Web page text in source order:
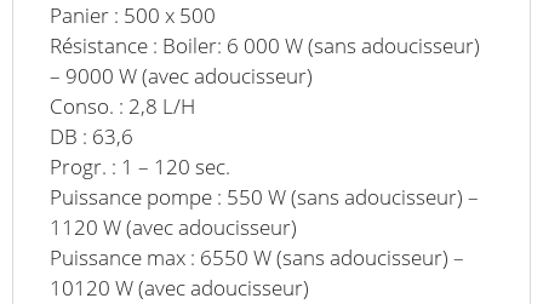
Panier : 500 x 500
Résistance : Boiler: 6 000 W (sans adoucisseur)
– 9000 W (avec adoucisseur)
Conso. : 2,8 L/H
DB : 63,6
Progr. : 1 – 120 sec.
Puissance pompe : 550 W (sans adoucisseur) –
1120 W (avec adoucisseur)
Puissance max : 6550 W (sans adoucisseur) –
10120 W (avec adoucisseur)